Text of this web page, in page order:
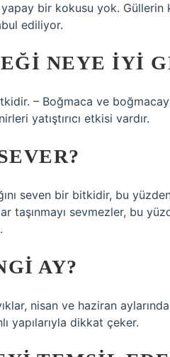
yapay bir kokusu yok.
ediliyor.
NEYE IYI
– Boğmaca ve
yatıştırıcı etkisi vardır.
seven bir bitkidir, bu
taşınmayı sevmezler, bu
AY?
nisan ve haziran
yapılarıyla dikkat çeker.